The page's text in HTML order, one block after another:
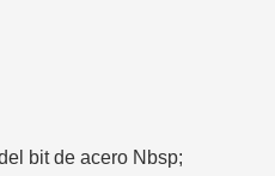
bit de acero Nbsp;